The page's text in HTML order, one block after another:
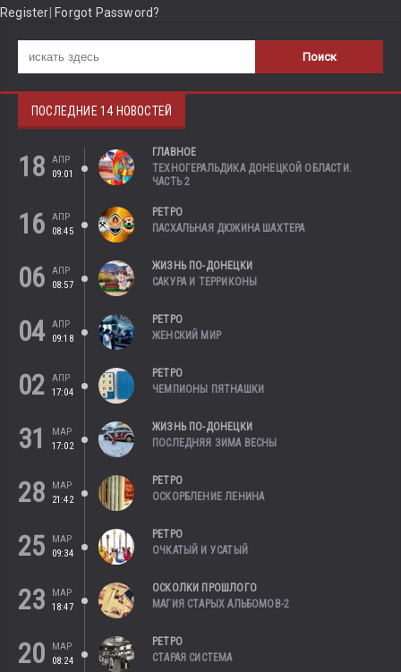
Register Forgot Password?
ПОСЛЕДНИЕ 14 НОВОСТЕЙ
18
АПР
09:01
ГЛАВНОЕ
ТЕХНОГЕРАЛЬДИКА ДОНЕЦКОЙ ОБЛАСТИ.
ЧАСТЬ 2
16
АПР
08:45
РЕТРО
ПАСХАЛЬНАЯ ДЮЖИНА ШАХТЕРА
06
АПР
08:57
ЖИЗНЬ ПО-ДОНЕЦКИ
САКУРА И ТЕРРИКОНЫ
04 АПР
09:18
РЕТРО
ЖЕНСКИЙ МИР
02
АПР
17:04
РЕТРО
ЧЕМПИОНЫ ПЯТНАШКИ
31
МАР
17:02
ЖИЗНЬ ПО-ДОНЕЦКИ
ПОСЛЕДНЯЯ ЗИМА ВЕСНЫ
28
МАР
21:42
РЕТРО
ОСКОРБЛЕНИЕ ЛЕНИНА
25
МАР
09:34
РЕТРО
ОЧКАТЫЙ И УСАТЫЙ
23
МАР
18:47
ОСКОЛКИ ПРОШЛОГО
МАГИЯ СТАРЫХ АЛЬБОМОВ-2
20
МАР
08:24
РЕТРО
СТАРАЯ СИСТЕМА